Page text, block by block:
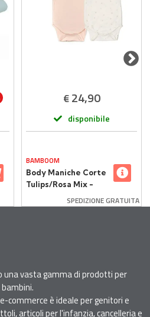
€ 24,90
disponibile
BAMBOOM
Body Maniche Corte
Tulips/Rosa Mix -
Pezzi Rosa e Bianco
SPEDIZIONE GRATUITA
vasta gamma di prodotti per
bambini.
commerce è ideale per genitori e
articoli per l'infanzia, cancelleria e